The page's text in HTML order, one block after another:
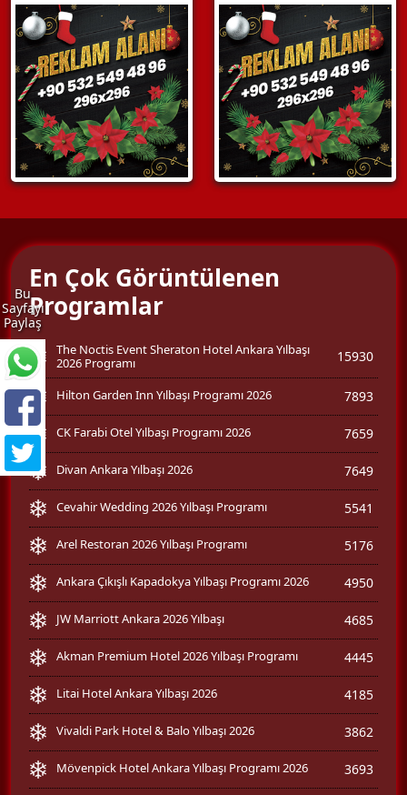
Bu
Sayfayı
Paylaş
En Çok Görüntülenen
Programlar
The Noctis Event Sheraton Hotel Ankara Yılbaşı
2026 Programı
15930
Hilton Garden Inn Yılbaşı Programı 2026 7893
CK Farabi Otel Yılbaşı Programı 2026 7659
Divan Ankara Yılbaşı 2026 7649
Cevahir Wedding 2026 Yılbaşı Programı 5541
Arel Restoran 2026 Yılbaşı Programı 5176
Ankara Çıkışlı Kapadokya Yılbaşı Programı 2026 4950
JW Marriott Ankara 2026 Yılbaşı 4685
Akman Premium Hotel 2026 Yılbaşı Programı 4445
Litai Hotel Ankara Yılbaşı 2026 4185
Vivaldi Park Hotel & Balo Yılbaşı 2026 3862
Mövenpick Hotel Ankara Yılbaşı Programı 2026 3693